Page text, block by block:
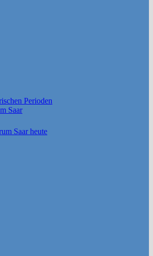
Perioden
Saar
Saar heute